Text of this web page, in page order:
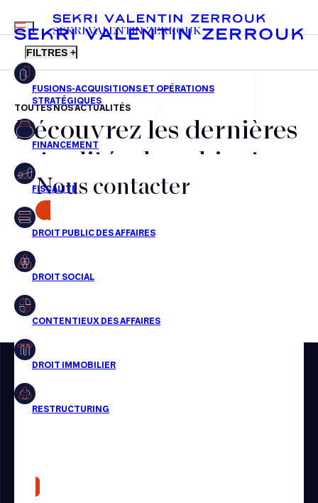
FR EN
MENU
SEKRI VALENTIN ZERROUK
FILTRES +
Fusions-acquisitions et opérations stratégiques
Financement
Fiscalité
Droit public des affaires
Droit social
Droit immobilier
Restructuring
Presse
TOUTES NOS ACTUALITÉS
Découvrez les dernières
actualités du cabinet,
nos récompenses et nos
transactions, jour après
jour
Aucun résultats pour cette recherche
Nous contacter